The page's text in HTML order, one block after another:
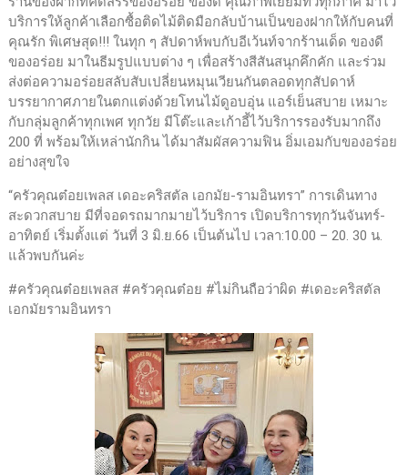
บริการให้ลูกค้าเลือกซื้อติดไม้ติดมือกลับบ้านเป็นของฝากให้กับคนที่
คุณรัก พิเศษสุด!!! ในทุก ๆ สัปดาห์พบกับอีเว้นท์จากร้านเด็ด ของดี
ของอร่อย มาในธีมรูปแบบต่าง ๆ เพื่อสร้างสีสันสนุกคึกคัก และร่วม
ส่งต่อความอร่อยสลับสับเปลี่ยนหมุนเวียนกันตลอดทุกสัปดาห์
บรรยากาศภายในตกแต่งด้วยโทนไม้ดูอบอุ่น แอร์เย็นสบาย เหมาะ
กับกลุ่มลูกค้าทุกเพศ ทุกวัย มีโต๊ะและเก้าอี้ไว้บริการรองรับมากถึง
200 ที่ พร้อมให้เหล่านักกิน ได้มาสัมผัสความฟิน อิ่มเอมกับของอร่อย
อย่างสุขใจ
“ครัวคุณต๋อยเพลส เดอะคริสตัล เอกมัย-รามอินทรา” การเดินทาง
สะดวกสบาย มีที่จอดรถมากมายไว้บริการ เปิดบริการทุกวันจันทร์-
อาทิตย์ เริ่มตั้งแต่ วันที่ 3 มิ.ย.66 เป็นต้นไป เวลา:10.00 – 20. 30 น.
แล้วพบกันค่ะ
#ครัวคุณต๋อยเพลส #ครัวคุณต๋อย #ไม่กินถือว่าผิด #เดอะคริสตัล
เอกมัยรามอินทรา